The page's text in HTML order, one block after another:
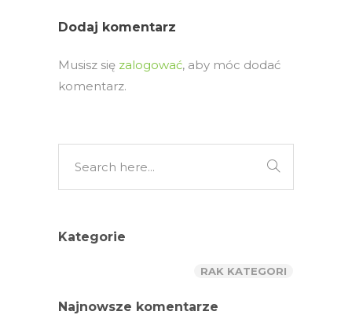
Dodaj komentarz
Musisz się zalogować, aby móc dodać
komentarz.
Kategorie
RAK KATEGORI
Najnowsze komentarze